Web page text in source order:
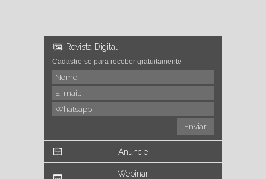
Revista Digital
Cadastre-se para receber gratuitamente
Anuncie
Webinar